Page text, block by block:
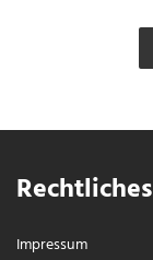
Rechtliches
Impressum